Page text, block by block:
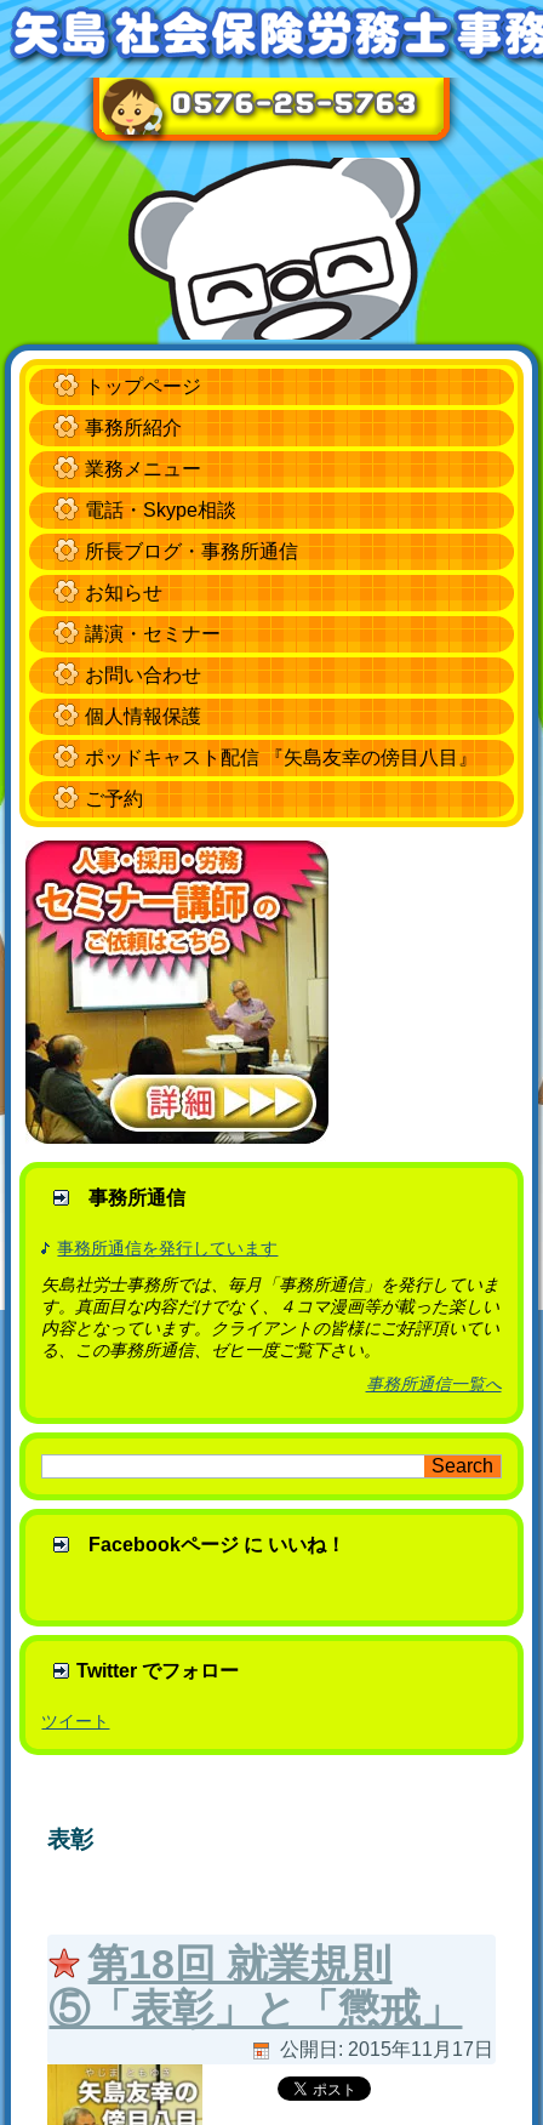
トップページ
事務所紹介
業務メニュー
電話・Skype相談
所長ブログ・事務所通信
お知らせ
講演・セミナー
お問い合わせ
個人情報保護
ポッドキャスト配信 『矢島友幸の傍目八目』
ご予約
事務所通信
事務所通信を発行しています
矢島社労士事務所では、毎月「事務所通信」を発行していま
す。真面目な内容だけでなく、４コマ漫画等が載った楽しい
内容となっています。クライアントの皆様にご好評頂いてい
る、この事務所通信、ゼヒ一度ご覧下さい。
事務所通信一覧へ
Facebookページ に いいね！
Twitter でフォロー
ツイート
表彰
第18回 就業規則
⑤「表彰」と「懲戒」
公開日: 2015年11月17日